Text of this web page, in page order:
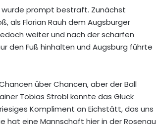
wurde prompt bestraft. Zunächst
als Florian Rauh dem Augsburger
weiter und nach der scharfen
den Fuß hinhalten und Augsburg führte
über Chancen, aber der Ball
Tobias Strobl konnte das Glück
Kompliment an Eichstätt, das uns
hat eine Mannschaft hier in der Rosenau